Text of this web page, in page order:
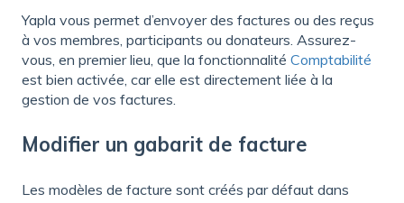
Yapla vous permet d’envoyer des factures ou des reçus
à vos membres, participants ou donateurs. Assurez-
vous, en premier lieu, que la fonctionnalité Comptabilité
est bien activée, car elle est directement liée à la
gestion de vos factures.
Modifier un gabarit de facture
Les modèles de facture sont créés par défaut dans